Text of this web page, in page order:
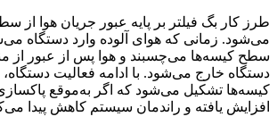
طرز کار بگ فیلتر بر پایه عبور جریان هوا از
می‌شود. زمانی که هوای آلوده وارد دستگاه
سطح کیسه‌ها می‌چسبند و هوا پس از عبور از
دستگاه خارج می‌شود. با ادامه فعالیت دستگاه،
کیسه‌ها تشکیل می‌شود که اگر به‌موقع
افزایش یافته و راندمان سیستم کاهش پیدا